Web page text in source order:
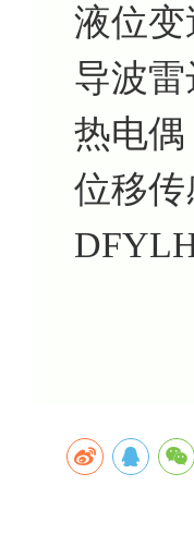
液位变
导波雷
热电偶
位移传